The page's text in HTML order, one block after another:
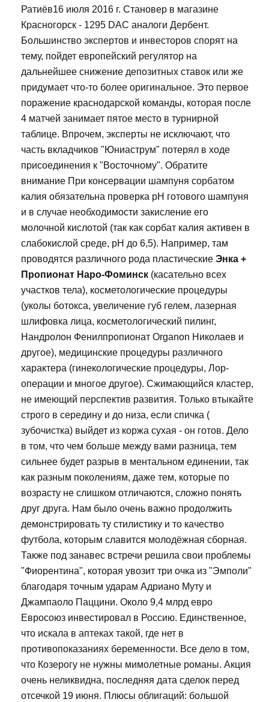
Ратиёв16 июля 2016 г. Становер в магазине
Красногорск - 1295 DAC аналоги Дербент.
Большинство экспертов и инвесторов спорят на
тему, пойдет европейский регулятор на
дальнейшее снижение депозитных ставок или же
придумает что-то более оригинальное. Это первое
поражение краснодарской команды, которая после
4 матчей занимает пятое место в турнирной
таблице. Впрочем, эксперты не исключают, что
часть вкладчиков "Юниаструм" потерял в ходе
присоединения к "Восточному". Обратите
внимание При консервации шампуня сорбатом
калия обязательна проверка рН готового шампуня
и в случае необходимости закисление его
молочной кислотой (так как сорбат калия активен в
слабокислой среде, рН до 6,5). Например, там
проводятся различного рода пластические Энка +
Пропионат Наро-Фоминск (касательно всех
участков тела), косметологические процедуры
(уколы ботокса, увеличение губ гелем, лазерная
шлифовка лица, косметологический пилинг,
Нандролон Фенилпропионат Organon Николаев и
другое), медицинские процедуры различного
характера (гинекологические процедуры, Лор-
операции и многое другое). Сжимающийся кластер,
не имеющий перспектив развития. Только втыкайте
строго в середину и до низа, если спичка (
зубочистка) выйдет из коржа сухая - он готов. Дело
в том, что чем больше между вами разница, тем
сильнее будет разрыв в ментальном единении, так
как разным поколениям, даже тем, которые по
возрасту не слишком отличаются, сложно понять
друг друга. Нам было очень важно продолжить
демонстрировать ту стилистику и то качество
футбола, которым славится молодёжная сборная.
Также под занавес встречи решила свои проблемы
"Фиорентина", которая увозит три очка из "Эмполи"
благодаря точным ударам Адриано Муту и
Джампаоло Паццини. Около 9,4 млрд евро
Евросоюз инвестировал в Россию. Единственное,
что искала в аптеках такой, где нет в
противопоказаниях беременности. Все дело в том,
что Козерогу не нужны мимолетные романы. Акция
очень неликвидна, последняя дата сделок перед
отсечкой 19 июня. Плюсы облигаций: большой